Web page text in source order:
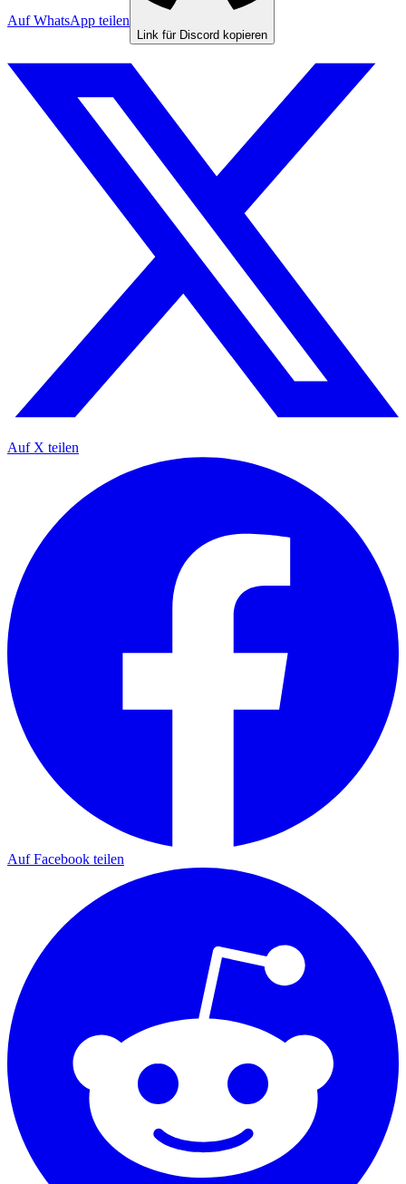
Auf WhatsApp teilen
Link für Discord kopieren
Auf X teilen
Auf Facebook teilen